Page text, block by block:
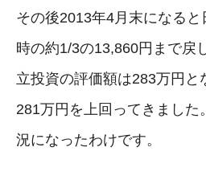
その後2013年4月末になると
時の約1/3の13,860円まで戻
立投資の評価額は283万円と
281万円を上回ってきました
況になったわけです。